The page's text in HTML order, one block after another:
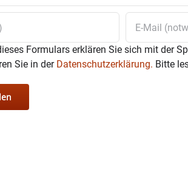
Formulars erklären Sie sich mit der
Sie in der Datenschutzerklärung. Bitte